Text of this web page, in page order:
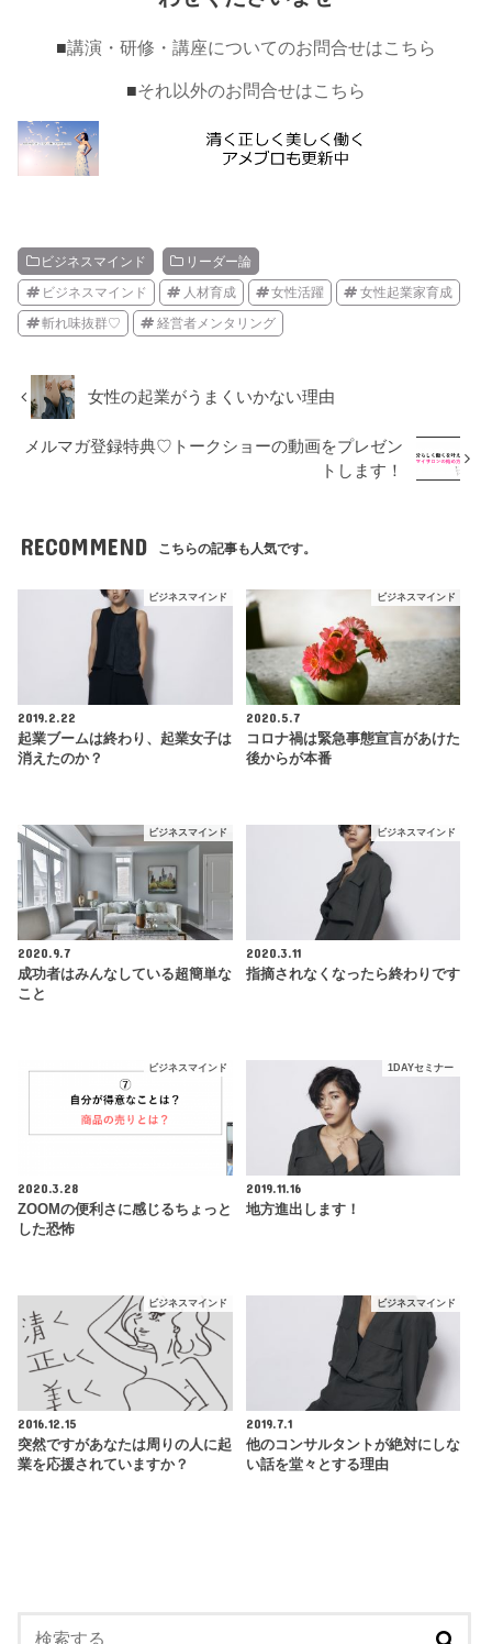
■講演・研修・講座についてのお問合せはこちら
■それ以外のお問合せはこちら
ビジネスマインド リーダー論
ビジネスマインド 人材育成 女性活躍 女性起業家育成
斬れ味抜群♡ 経営者メンタリング
女性の起業がうまくいかない理由
メルマガ登録特典♡トークショーの動画をプレゼン
トします！
RECOMMEND こちらの記事も人気です。
ビジネスマインド
2019.2.22
起業ブームは終わり、起業女子は
消えたのか？
ビジネスマインド
2020.5.7
コロナ禍は緊急事態宣言があけた
後からが本番
ビジネスマインド
2020.9.7
成功者はみんなしている超簡単な
こと
ビジネスマインド
2020.3.11
指摘されなくなったら終わりです
ビジネスマインド
2020.3.28
ZOOMの便利さに感じるちょっと
した恐怖
1DAYセミナー
2019.11.16
地方進出します！
ビジネスマインド
2016.12.15
突然ですがあなたは周りの人に起
業を応援されていますか？
ビジネスマインド
2019.7.1
他のコンサルタントが絶対にしな
い話を堂々とする理由